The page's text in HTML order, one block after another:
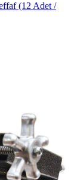
(12 Adet /